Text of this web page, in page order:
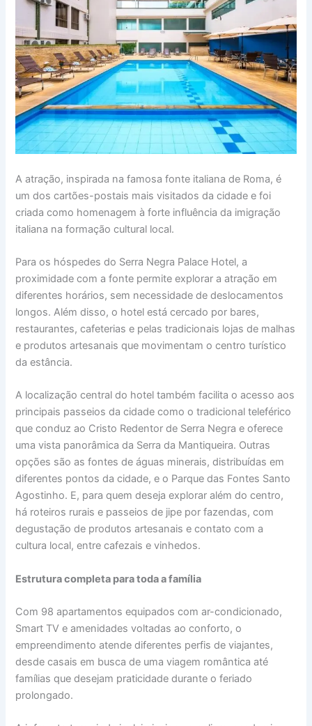
A atração, inspirada na famosa fonte italiana de Roma, é
um dos cartões-postais mais visitados da cidade e foi
criada como homenagem à forte influência da imigração
italiana na formação cultural local.
Para os hóspedes do Serra Negra Palace Hotel, a
proximidade com a fonte permite explorar a atração em
diferentes horários, sem necessidade de deslocamentos
longos. Além disso, o hotel está cercado por bares,
restaurantes, cafeterias e pelas tradicionais lojas de malhas
e produtos artesanais que movimentam o centro turístico
da estância.
A localização central do hotel também facilita o acesso aos
principais passeios da cidade como o tradicional teleférico
que conduz ao Cristo Redentor de Serra Negra e oferece
uma vista panorâmica da Serra da Mantiqueira. Outras
opções são as fontes de águas minerais, distribuídas em
diferentes pontos da cidade, e o Parque das Fontes Santo
Agostinho. E, para quem deseja explorar além do centro,
há roteiros rurais e passeios de jipe por fazendas, com
degustação de produtos artesanais e contato com a
cultura local, entre cafezais e vinhedos.
Estrutura completa para toda a família
Com 98 apartamentos equipados com ar-condicionado,
Smart TV e amenidades voltadas ao conforto, o
empreendimento atende diferentes perfis de viajantes,
desde casais em busca de uma viagem romântica até
famílias que desejam praticidade durante o feriado
prolongado.